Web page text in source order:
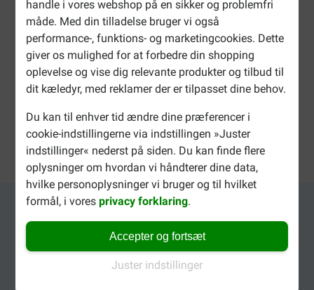
handle i vores webshop på en sikker og problemfri
måde. Med din tilladelse bruger vi også
performance-, funktions- og marketingcookies. Dette
giver os mulighed for at forbedre din shopping
oplevelse og vise dig relevante produkter og tilbud til
dit kæledyr, med reklamer der er tilpasset dine behov.
Du kan til enhver tid ændre dine præferencer i
cookie-indstillingerne via indstillingen »Juster
indstillinger« nederst på siden. Du kan finde flere
oplysninger om hvordan vi håndterer dine data,
hvilke personoplysninger vi bruger og til hvilket
formål, i voresprivacy forklaring.
Accepter og fortsæt
Juster indstillinger
gammel. Du bør også tjekke, at din hvalp ikke har fået lopper
eller flåter. En (forebyggende) behandling med et passende
produkt, hører også med til god hvalpepleje. Kontroller altid,
at orme-, loppe- og flåtproduktet er egnet til hvalpe, og læs
indlægssedlen omhyggeligt først, for at sikre, at du giver din
hvalp en korrekt dosering og for at tjekke, om der er tale om
kontraindikation.
Anti loppe mærker
Beaphar
Vaccinationer
En hvalp opbygger antistoffer i de første uger af sit liv
gennem modermælken. Derefter er det vigtigt, at den bliver